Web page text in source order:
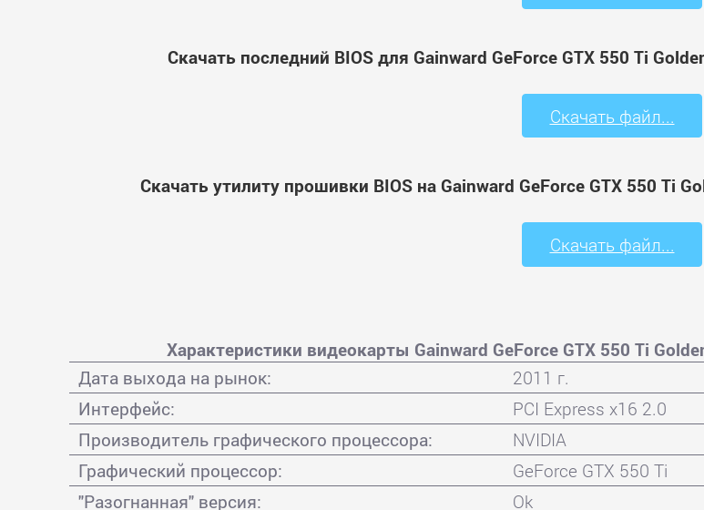
Скачать последний BIOS для Gainward GeForce GTX 550 Ti
Скачать файл...
Скачать утилиту прошивки BIOS на Gainward GeForce GTX 550 Ti
Скачать файл...
Характеристики видеокарты Gainward GeForce GTX 550 Ti
Дата выхода на рынок:
2011 г.
Интерфейс:
PCI Express x16 2.0
Производитель графического процессора:
NVIDIA
Графический процессор:
GeForce GTX 550 Ti
"Разогнанная" версия:
Ok